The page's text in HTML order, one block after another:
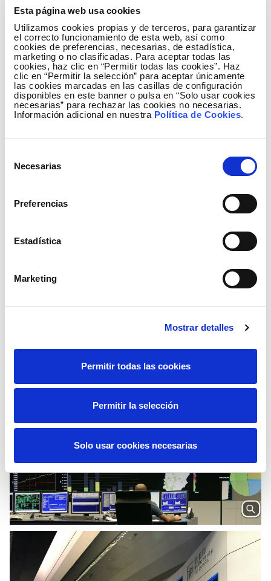
Esta página web usa cookies
Utilizamos cookies propias y de terceros, para garantizar
el correcto funcionamiento de esta web, así como
cookies de preferencias, necesarias, de estadística,
marketing o no clasificadas. Para aceptar todas las
cookies, haz clic en “Permitir todas las cookies”. Haz
clic en “Permitir la selección” para aceptar únicamente
las cookies marcadas en las casillas de configuración
disponibles en este banner o pulsa en “Solo usar cookies
necesarias” para rechazar las cookies no necesarias.
Información adicional en nuestra Política de Cookies.
Necesarias
Preferencias
Estadística
Marketing
Mostrar detalles
Permitir todas las cookies
Permitir la selección
Solo usar cookies necesarias